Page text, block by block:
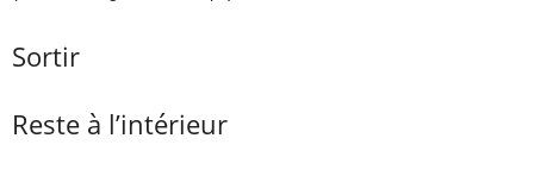
Sortir
Reste à l’intérieur